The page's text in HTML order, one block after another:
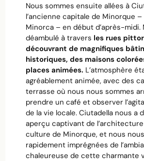
Nous sommes ensuite allées à
l’ancienne capitale de Minorque
Minorca – en début d’après-midi.
déambulé à travers les rues
découvrant de magnifiques
historiques, des maisons
places animées. L’atmosphère
agréablement animée, avec des
terrasse où nous nous sommes
prendre un café et observer
de la vie locale. Ciutadella nous a
aperçu captivant de
culture de Minorque, et nous
rapidement imprégnées de
chaleureuse de cette charmante